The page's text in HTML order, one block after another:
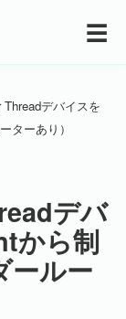
☰
デバイスを
ターあり）
デバ
から制
ールー